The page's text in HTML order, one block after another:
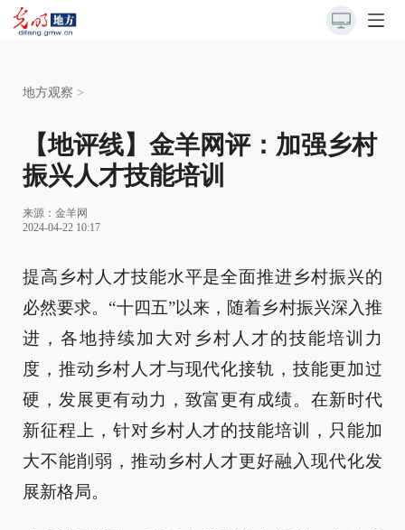
地方观察 >
【地评线】金羊网评：加强乡村
振兴人才技能培训
来源： 金羊网
2024-04-22 10:17
提高乡村人才技能水平是全面推进乡村振兴的
必然要求。“十四五”以来，随着乡村振兴深入推
进，各地持续加大对乡村人才的技能培训力
度，推动乡村人才与现代化接轨，技能更加过
硬，发展更有动力，致富更有成绩。在新时代
新征程上，针对乡村人才的技能培训，只能加
大不能削弱，推动乡村人才更好融入现代化发
展新格局。